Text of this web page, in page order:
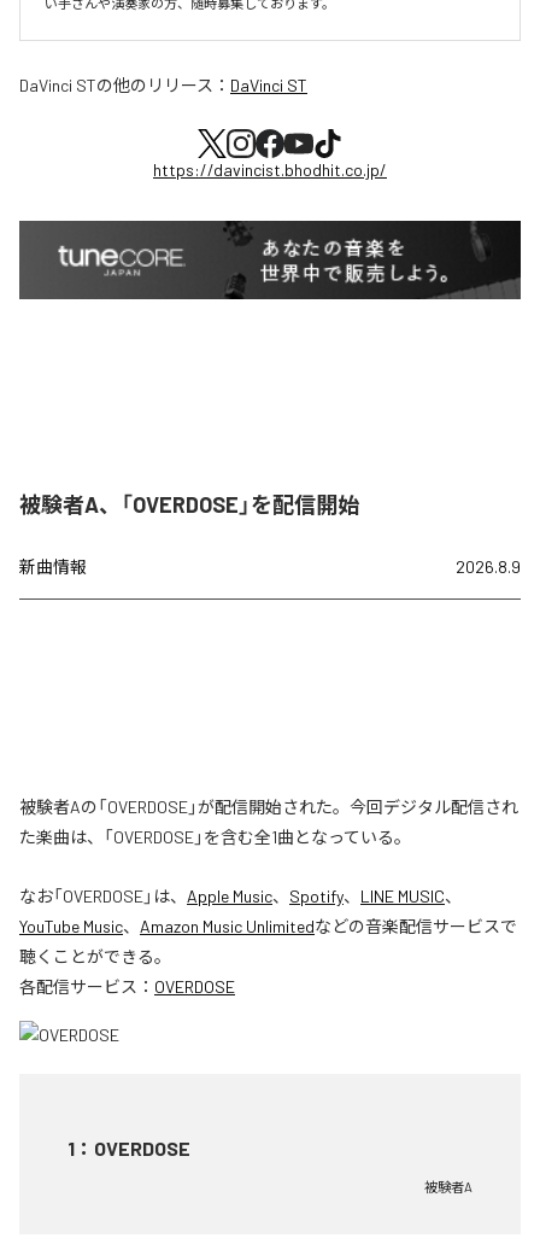
DaVinci STの他のリリース： DaVinci ST
https://davincist.bhodhit.co.jp/
被験者A、「OVERDOSE」を配信開始
新曲情報 2026.8.9
被験者Aの「OVERDOSE」が配信開始された。今回デジタル配信され
た楽曲は、「OVERDOSE」を含む全1曲となっている。
なお「OVERDOSE」は、 Apple Music、 Spotify、 LINE MUSIC、
YouTube Music、 Amazon Music Unlimitedなどの音楽配信サービスで
聴くことができる。
各配信サービス： OVERDOSE
1 ： OVERDOSE
被験者A